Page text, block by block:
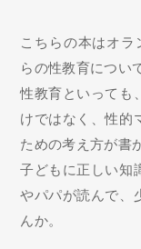
こちらの本はオ
らの性教育につい
性教育といっても
けではなく、性的
ための考え方が書
子どもに正しい知
やパパが読んで、
んか。